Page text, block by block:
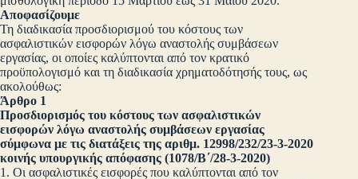
Αποφασίζουμε
Τη διαδικασία προσδιορισμού του κόστους των
ασφαλιστικών εισφορών λόγω αναστολής συμβάσεων
εργασίας, οι οποίες καλύπτονται από τον κρατικό
προϋπολογισμό και τη διαδικασία χρηματοδότησής τους, ως
ακολούθως:
Άρθρο 1
Προσδιορισμός του κόστους των ασφαλιστικών
εισφορών λόγω αναστολής συμβάσεων εργασίας
σύμφωνα με τις διατάξεις της αριθμ. 12998/232/23-3-2020
κοινής υπουργικής απόφασης (1078/Β΄/28-3-2020)
1. Οι ασφαλιστικές εισφορές που καλύπτονται από τον